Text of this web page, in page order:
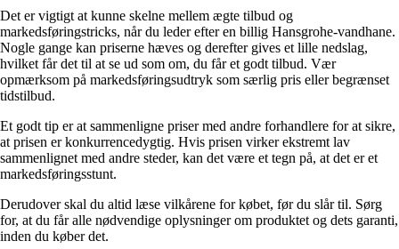
Det er vigtigt at kunne skelne mellem ægte tilbud og
markedsføringstricks, når du leder efter en billig Hansgrohe-vandhane.
Nogle gange kan priserne hæves og derefter gives et lille nedslag,
hvilket får det til at se ud som om, du får et godt tilbud. Vær
opmærksom på markedsføringsudtryk som særlig pris eller begrænset
tidstilbud.
Et godt tip er at sammenligne priser med andre forhandlere for at sikre,
at prisen er konkurrencedygtig. Hvis prisen virker ekstremt lav
sammenlignet med andre steder, kan det være et tegn på, at det er et
markedsføringsstunt.
Derudover skal du altid læse vilkårene for købet, før du slår til. Sørg
for, at du får alle nødvendige oplysninger om produktet og dets garanti,
inden du køber det.